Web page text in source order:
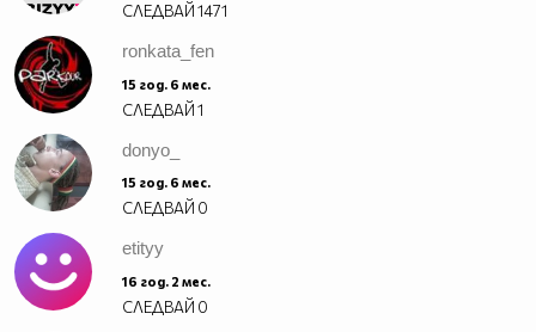
СЛЕДВАЙ1471
ronkata_fen
15 год. 6 мес.
СЛЕДВАЙ1
donyo_
15 год. 6 мес.
СЛЕДВАЙ 0
etityy
16 год. 2 мес.
СЛЕДВАЙ 0